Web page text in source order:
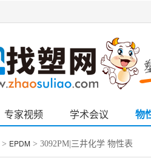
专家视频 学术会议 物
> EPDM > 3092PM|三井化学 物性表